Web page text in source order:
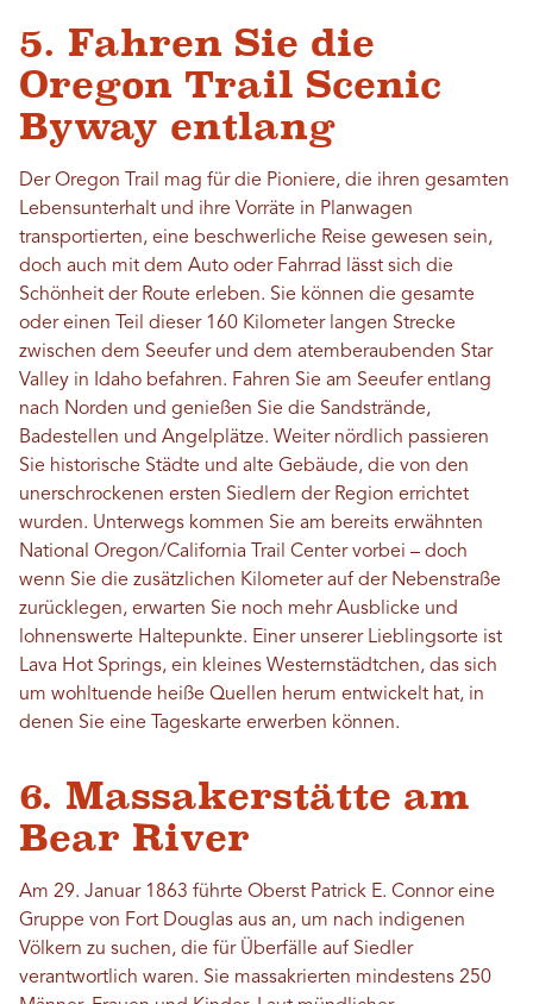
5. Fahren Sie die
Oregon Trail Scenic
Byway entlang
Der Oregon Trail mag für die Pioniere, die ihren gesamten
Lebensunterhalt und ihre Vorräte in Planwagen
transportierten, eine beschwerliche Reise gewesen sein,
doch auch mit dem Auto oder Fahrrad lässt sich die
Schönheit der Route erleben. Sie können die gesamte
oder einen Teil dieser 160 Kilometer langen Strecke
zwischen dem Seeufer und dem atemberaubenden Star
Valley in Idaho befahren. Fahren Sie am Seeufer entlang
nach Norden und genießen Sie die Sandstrände,
Badestellen und Angelplätze. Weiter nördlich passieren
Sie historische Städte und alte Gebäude, die von den
unerschrockenen ersten Siedlern der Region errichtet
wurden. Unterwegs kommen Sie am bereits erwähnten
National Oregon/California Trail Center vorbei – doch
wenn Sie die zusätzlichen Kilometer auf der Nebenstraße
zurücklegen, erwarten Sie noch mehr Ausblicke und
lohnenswerte Haltepunkte. Einer unserer Lieblingsorte ist
Lava Hot Springs, ein kleines Westernstädtchen, das sich
um wohltuende heiße Quellen herum entwickelt hat, in
denen Sie eine Tageskarte erwerben können.
6. Massakerstätte am
Bear River
Am 29. Januar 1863 führte Oberst Patrick E. Connor eine
Gruppe von Fort Douglas aus an, um nach indigenen
Völkern zu suchen, die für Überfälle auf Siedler
verantwortlich waren. Sie massakrierten mindestens 250